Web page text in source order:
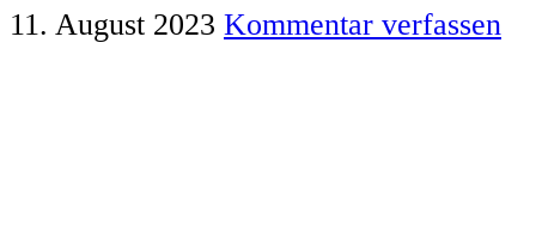
11. August 2023 Kommentar verfassen